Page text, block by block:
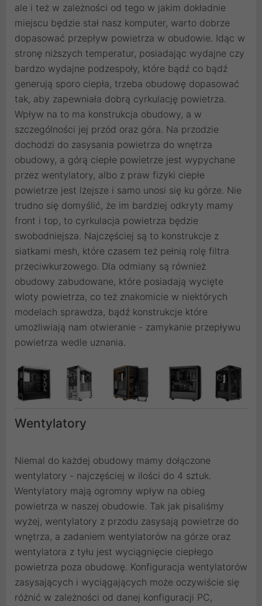
ale i też w zależności od tego w jakim dokładnie
miejscu będzie stał nasz komputer, warto dobrze
dopasować przepływ powietrza w obudowie. Idąc w
stronę niższych temperatur, posiadając wydajne czy
bardzo wydajne podzespoły, które bądź co bądź
generują sporo ciepła, trzeba obudowę dopasować
tak, aby zapewniała dobrą cyrkulację powietrza.
Wpływ na to ma konstrukcja obudowy, a w
szczególności jej przód oraz góra. Na przodzie
dochodzi do zasysania powietrza do wnętrza
obudowy, a górą ciepłe powietrze jest wypychane
przez wentylatory, albo z praw fizyki ciepłe
powietrze jest lżejsze i samo unosi się ku górze. Nie
trudno się domyślić, że im bardziej odkryty mamy
front i top, to cyrkulacja powietrza będzie
swobodniejsza. Najczęściej są to konstrukcje z
siatkami mesh, które czasem też pełnią rolę filtra
przeciwkurzowego. Dla odmiany są również
obudowy zabudowane, które posiadają wycięte
wloty powietrza, co też znakomicie w niektórych
modelach sprawdza, bądź konstrukcje które
umożliwiają nam otwieranie - zamykanie przepływu
powietrza wedle uznania.
Wentylatory
Niemal do każdej obudowy mamy dołączone
wentylatory - najczęściej w ilości do 4 sztuk.
Wentylatory mają ogromny wpływ na obieg
powietrza w naszej obudowie. Tak jak pisaliśmy
wyżej, wentylatory z przodu zasysają powietrze do
wnętrza, a zadaniem wentylatorów na górze oraz
wentylatora z tyłu jest wyciągnięcie ciepłego
powietrza poza obudowę. Konfiguracja wentylatorów
zasysających i wyciągających może oczywiście się
różnić w zależności od danej konfiguracji PC,